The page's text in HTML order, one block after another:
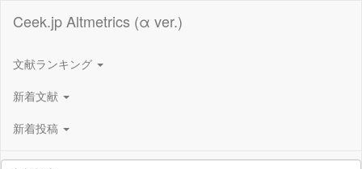
Ceek.jp Altmetrics (α ver.)
文献ランキング
新着文献
新着投稿